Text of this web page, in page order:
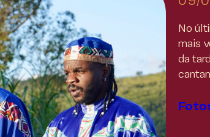
No
mais
da